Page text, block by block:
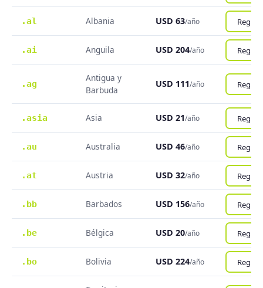
.al Albania USD 63/año
.ai Anguila USD 204/año
.ag
Antigua y
Barbuda
USD 111/año
.asia Asia USD 21/año
.au Australia USD 46/año
.at Austria USD 32/año
.bb Barbados USD 156/año
.be Bélgica USD 20/año
.bo Bolivia USD 224/año